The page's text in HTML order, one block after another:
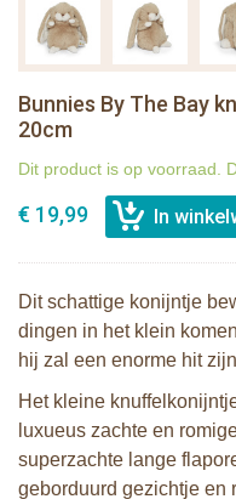
Bunnies By The Bay
20cm
Dit product is op voorraad.
€ 19,99
Dit schattige konijntje
dingen in het klein
hij zal een enorme hit
Het kleine
luxueus zachte en
superzachte lange
geborduurd gezichtje en